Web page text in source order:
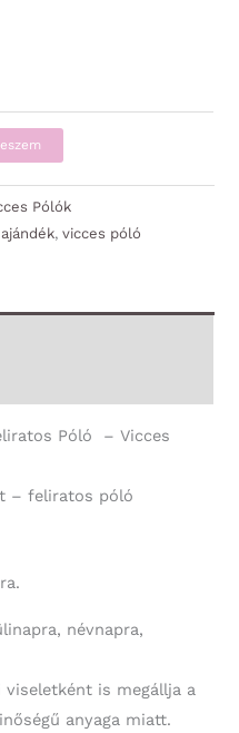
Pólók
,vicces póló
Póló – Vicces
– feliratos póló
névnapra,
is megállja a
anyaga miatt.